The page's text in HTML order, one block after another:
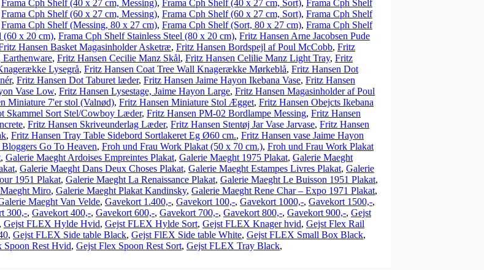
Frama Cph Shelf (40 x 27 cm, Messing), Frama Cph Shelf (40 x 27 cm, Sort), Frama Cph Shelf
Frama Cph Shelf (60 x 27 cm, Messing), Frama Cph Shelf (60 x 27 cm, Sort), Frama Cph Shelf
Frama Cph Shelf (Messing, 80 x 27 cm), Frama Cph Shelf (Sort, 80 x 27 cm), Frama Cph Shelf
(60 x 20 cm), Frama Cph Shelf Stainless Steel (80 x 20 cm), Fritz Hansen Arne Jacobsen Pude
Hansen Basket Magasinholder Asketræ, Fritz Hansen Bordspejl af Poul McCobb, Fritz
Earthenware, Fritz Hansen Cecilie Manz Skål, Fritz Hansen Celilie Manz Light Tray, Fritz
Lysegrå, Fritz Hansen Coat Tree Wall Knagerække Mørkeblå, Fritz Hansen Dot
, Fritz Hansen Dot Taburet læder, Fritz Hansen Jaime Hayon Ikebana Vase, Fritz Hansen
Vase Low, Fritz Hansen Lysestage, Jaime Hayon Large, Fritz Hansen Magasinholder af Poul
Miniature 7'er stol (Valnød), Fritz Hansen Miniature Stol Ægget, Fritz Hansen Obejcts Ikebana
Skammel Sort Stel/Cowboy Læder, Fritz Hansen PM-02 Bordlampe Messing, Fritz Hansen
, Fritz Hansen Skriveunderlag Læder, Fritz Hansen Stentøj Jar Vase Jarvase, Fritz Hansen
, Fritz Hansen Tray Table Sidebord Sortlakeret Eg Ø60 cm., Fritz Hansen vase Jaime Hayon
Go To Heaven, Froh und Frau Work Plakat (50 x 70 cm.), Froh und Frau Work Plakat
, Galerie Maeght Ardoises Empreintes Plakat, Galerie Maeght 1975 Plakat, Galerie Maeght
, Galerie Maeght Dans Deux Choses Plakat, Galerie Maeght Estampes Livres Plakat, Galerie
1951 Plakat, Galerie Maeght La Renaissance Plakat, Galerie Maeght Le Buisson 1951 Plakat,
Miro, Galerie Maeght Plakat Kandinsky, Galerie Maeght Rene Char – Expo 1971 Plakat,
Maeght Van Velde, Gavekort 1.400,-, Gavekort 100,-, Gavekort 1000,-, Gavekort 1500,-,
300,-, Gavekort 400,-, Gavekort 600,-, Gavekort 700,-, Gavekort 800,-, Gavekort 900,-, Gejst
, Gejst FLEX Hylde Hvid, Gejst FLEX Hylde Sort, Gejst FLEX Knager hvid, Gejst Flex Rail
, Gejst FLEX Side table Black, Gejst FlEX Side table White, Gejst FLEX Small Box Black,
Spoon Rest Hvid, Gejst Flex Spoon Rest Sort, Gejst FLEX Tray Black,